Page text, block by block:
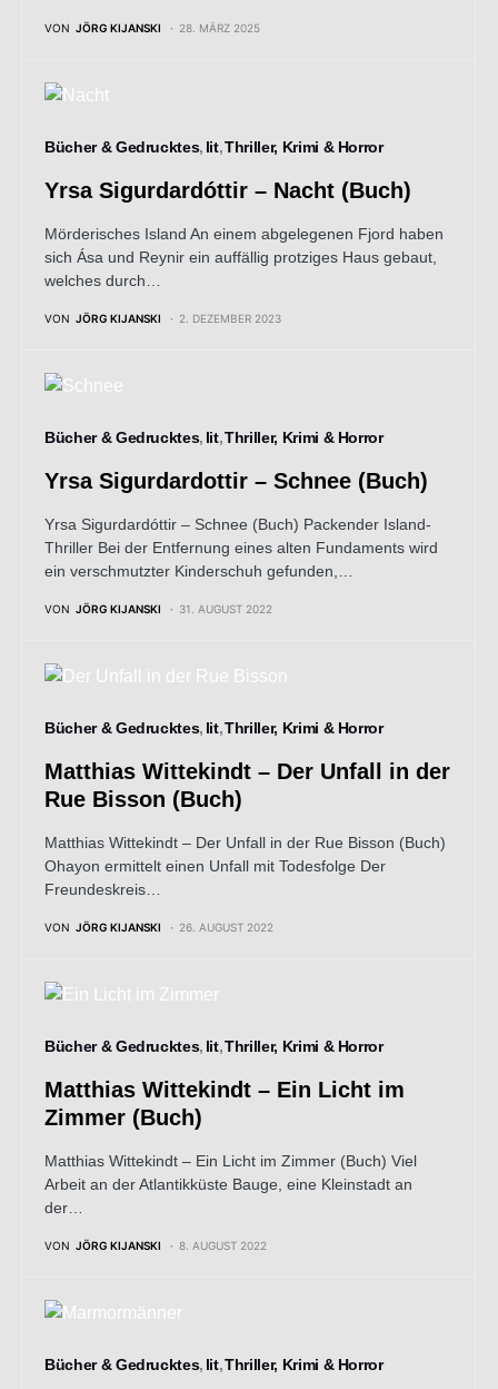
VON JÖRG KIJANSKI 28. MÄRZ 2025
Bücher & Gedrucktes lit Thriller, Krimi & Horror
Yrsa Sigurdardóttir – Nacht (Buch)
Mörderisches Island An einem abgelegenen Fjord haben
sich Ása und Reynir ein auffällig protziges Haus gebaut,
welches durch…
VON JÖRG KIJANSKI 2. DEZEMBER 2023
Bücher & Gedrucktes lit Thriller, Krimi & Horror
Yrsa Sigurdardottir – Schnee (Buch)
Yrsa Sigurdardóttir – Schnee (Buch) Packender Island-
Thriller Bei der Entfernung eines alten Fundaments wird
ein verschmutzter Kinderschuh gefunden,…
VON JÖRG KIJANSKI 31. AUGUST 2022
Bücher & Gedrucktes lit Thriller, Krimi & Horror
Matthias Wittekindt – Der Unfall in der
Rue Bisson (Buch)
Matthias Wittekindt – Der Unfall in der Rue Bisson (Buch)
Ohayon ermittelt einen Unfall mit Todesfolge Der
Freundeskreis…
VON JÖRG KIJANSKI 26. AUGUST 2022
Bücher & Gedrucktes lit Thriller, Krimi & Horror
Matthias Wittekindt – Ein Licht im
Zimmer (Buch)
Matthias Wittekindt – Ein Licht im Zimmer (Buch) Viel
Arbeit an der Atlantikküste Bauge, eine Kleinstadt an
der…
VON JÖRG KIJANSKI 8. AUGUST 2022
Bücher & Gedrucktes lit Thriller, Krimi & Horror